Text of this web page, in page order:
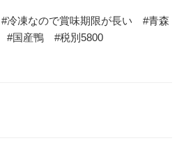
冷凍なので賞味期限が長い #青森
国産鴨 #税別5800